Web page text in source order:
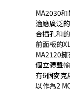
MA2030
適應廣泛
合插孔和
前面板的
MA2120
個立體聲
有6個麥克
以作為2